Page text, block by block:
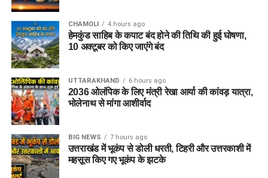
6.
असिस्टेंट (साइबर
फॉरेंसिक)
7.
कुल सभी पद मिलाकर 1,979
नोट: जूनियर साइंटिफिक असिस्टेंट के तहत बायोलॉजी, बैलिस्टिक्स,
केमिस्ट्री, डॉक्यूमेंट्स, फिंगरप्रिंट, फोटो, क्राइम सीन और फिजिक्स जैसे
विभिन्न विषयों के विशेषज्ञ पदों को शामिल किया गया है।
CHAMOLI 4 hours ago
हेमकुंड साहिब के कपाट बंद होने की तिथि की हुई घोषणा,
10 अक्टूबर को किए जाएंंगे बंद
UTTARAKHAND 6 hours ago
2036 ओलंपिक के लिए मंत्री रेखा आर्या की कांवड़ यात्रा,
भोलेनाथ से मांगा आशीर्वाद
BIG NEWS 7 hours ago
उत्तराखंड में भूकंप से डोली धरती, टिहरी और उत्तरकाशी में
महसूस किए गए भूकंप के झटके